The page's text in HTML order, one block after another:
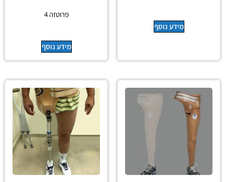
מידע נוסף
פרוטזה 4
מידע נוסף